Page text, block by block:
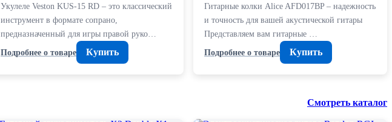
Укулеле Veston KUS-15 RD – это классический
инструмент в формате сопрано,
предназначенный для игры правой руко…
Подробнее о товаре
Купить
Гитарные колки Alice AFD017BP – надежность
и точность для вашей акустической гитары
Представляем вам гитарные …
Подробнее о товаре
Купить
Смотреть каталог